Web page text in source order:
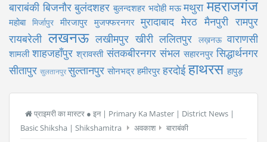
बाराबंकी बिजनौर बुलंदशहर बुलन्दशहर भदोही मऊ मथुरा महराजगंज
महोबा मिर्जापुर मीरजापुर मुजफ्फरनगर मुरादाबाद मेरठ मैनपुरी रामपुर
रायबरेली लखनऊ लखीमपुर खीरी ललितपुर लख़नऊ वाराणसी
शामली शाहजहाँपुर श्रावस्ती संतकबीरनगर संभल सहारनपुर सिद्धार्थनगर
सीतापुर सुलतानपुरसुल्तानपुर सोनभद्र हमीरपुर हरदोई हाथरस हापुड़
प्राइमरी का मास्टर ● इन | Primary Ka Master | District News |
Basic Shiksha | Shikshamitra
अवकाश बाराबंकी